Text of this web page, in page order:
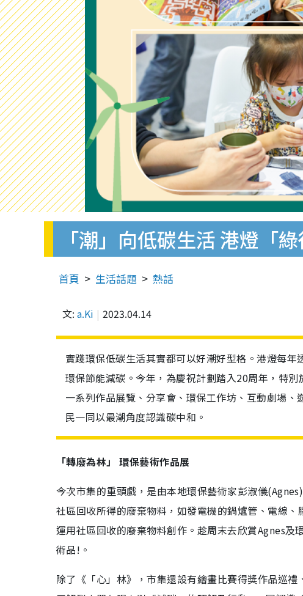
「潮」向低碳生活 港燈「
首頁 生活話題 熱話
文: a.Ki 2023.04.14
實踐環保低碳生活其實都可以好潮好型格。港燈每
環保節能減碳。今年，為慶祝計劃踏入20周年，特
一系列作品展覽、分享會、環保工作坊、互動劇場
民一同以最潮角度認識碳中和。
「轉廢為林」 環保藝術作品展
今次市集的重頭戲，是由本地環保藝術家彭淑儀
社區回收所得的廢棄物料，如發電機的鍋爐管、電線
運用社區回收的廢棄物料創作。趁周末去欣賞Agnes
術品!。
除了《「心」林》，市集還設有繪畫比賽得獎作品巡